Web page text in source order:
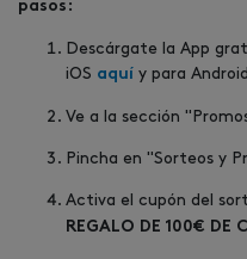
pasos:
Descárgate la App
iOS aquí y para Android
Ve a la sección
Pincha en "Sorteos y
Activa el cupón del
REGALO DE 100€ DE